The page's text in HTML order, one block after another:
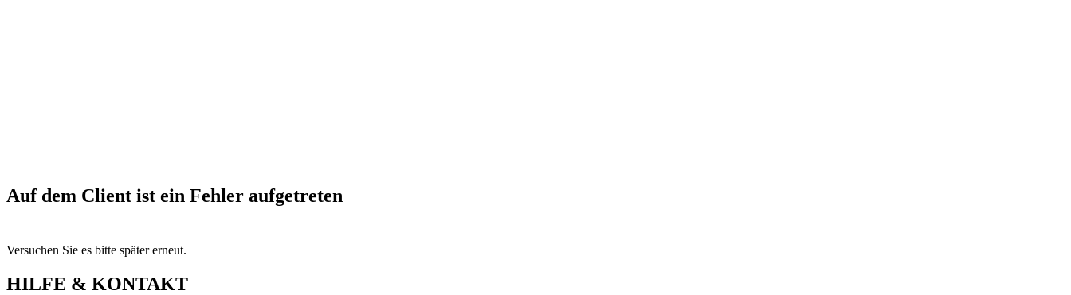
Auf dem Client ist ein Fehler aufgetreten
Versuchen Sie es bitte später erneut.
HILFE & KONTAKT